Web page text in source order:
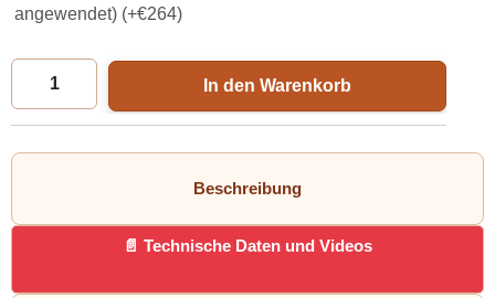
angewendet) (+€264)
In den Warenkorb
Beschreibung
Technische Daten und Videos